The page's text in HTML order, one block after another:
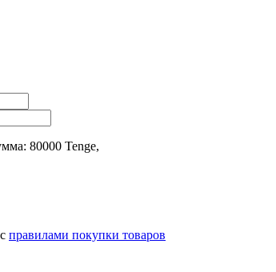
80000 Tenge,
правилами покупки товаров